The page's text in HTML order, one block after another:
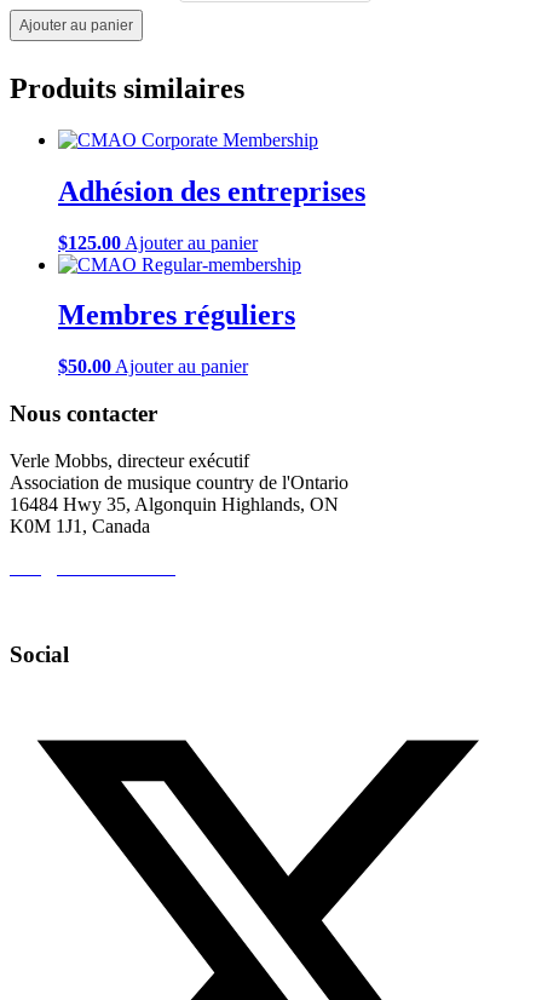
Ajouter au panier
Produits similaires
Adhésion des entreprises
$125.00 Ajouter au panier
Membres réguliers
$50.00 Ajouter au panier
Nous contacter
Verle Mobbs, directeur exécutif
Association de musique country de l'Ontario
16484 Hwy 35, Algonquin Highlands, ON
K0M 1J1, Canada
Social